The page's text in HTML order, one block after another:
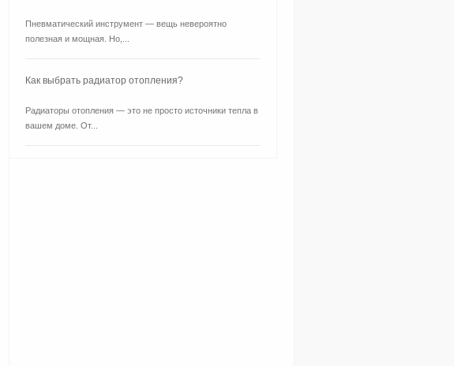
Пневматический инструмент — вещь невероятно
полезная и мощная. Но,...
Как выбрать радиатор отопления?
Радиаторы отопления — это не просто источники тепла в
вашем доме. От...